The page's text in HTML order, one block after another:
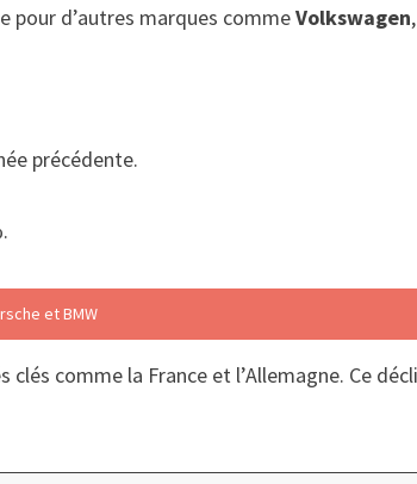
pour d’autres marques commeVolkswagen,
précédente.
et BMW
comme la France et l’Allemagne. Ce